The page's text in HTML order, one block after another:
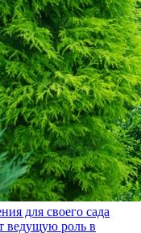
для своего сада
ведущую роль в